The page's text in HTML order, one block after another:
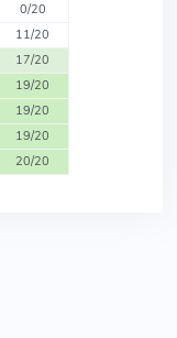
0/20
11/20
17/20
19/20
19/20
19/20
20/20